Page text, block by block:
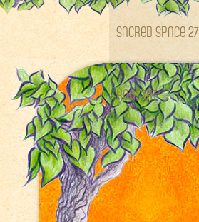
SACRED SPACE 27
Kontakt